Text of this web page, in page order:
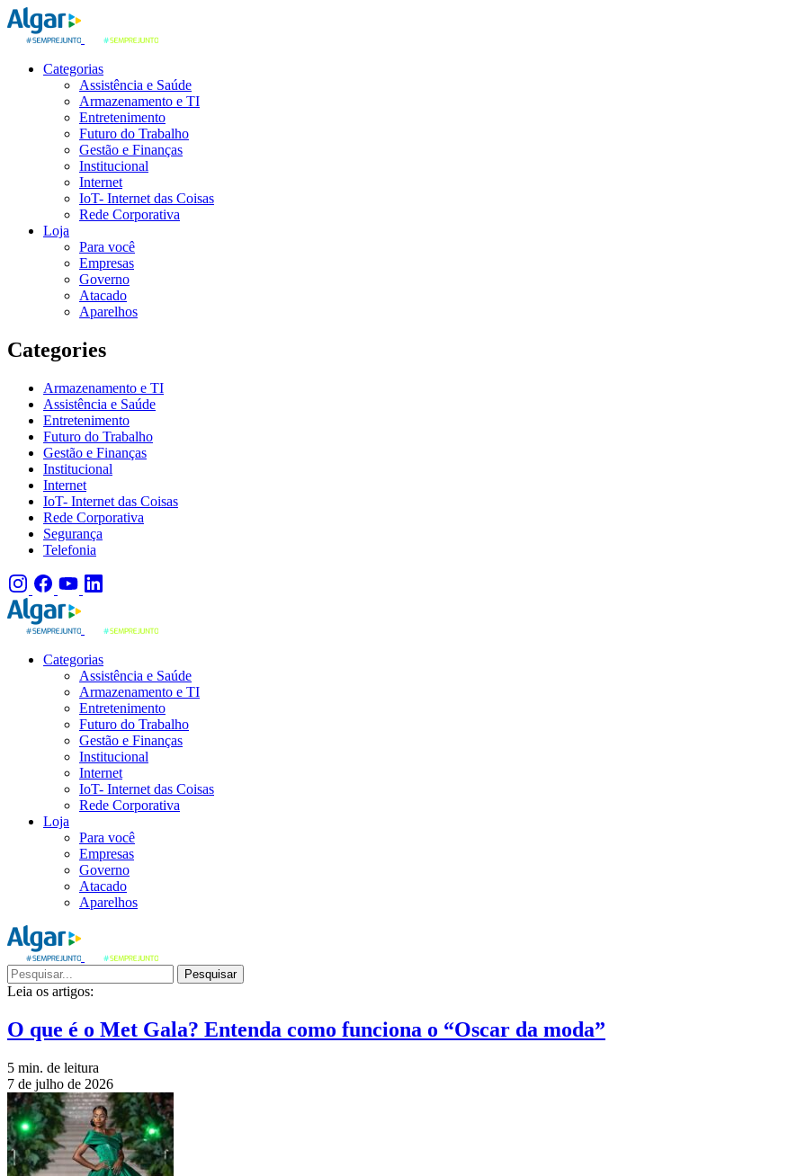
Categorias
Assistência e Saúde
Armazenamento e TI
Entretenimento
Futuro do Trabalho
Gestão e Finanças
Institucional
Internet
IoT- Internet das Coisas
Rede Corporativa
Loja
Para você
Empresas
Governo
Atacado
Aparelhos
Categories
Armazenamento e TI
Assistência e Saúde
Entretenimento
Futuro do Trabalho
Gestão e Finanças
Institucional
Internet
IoT- Internet das Coisas
Rede Corporativa
Segurança
Telefonia
Categorias
Assistência e Saúde
Armazenamento e TI
Entretenimento
Futuro do Trabalho
Gestão e Finanças
Institucional
Internet
IoT- Internet das Coisas
Rede Corporativa
Loja
Para você
Empresas
Governo
Atacado
Aparelhos
Pesquisar
Leia os artigos:
O que é o Met Gala? Entenda como funciona o “Oscar da moda”
5 min. de leitura
7 de julho de 2026